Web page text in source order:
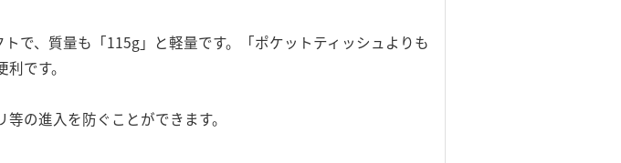
で、質量も「115g」と軽量です。「ポケットティッシュよりも
です。
の進入を防ぐことができます。